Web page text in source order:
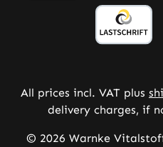
All prices incl. VAT plus
delivery charges, if
© 2026 Warnke